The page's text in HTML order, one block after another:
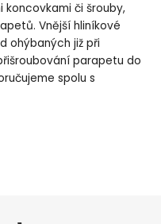
koncovkami či šrouby,
Vnější hliníkové
ohýbaných již při
parapetu do
spolu s